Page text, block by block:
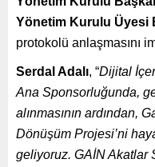
Yönetim Kurulu Üyesi
protokolü anlaşmasını
Serdal Adalı, “Dijital
Ana Sponsorluğunda,
alınmasının ardından,
Dönüşüm Projesi’ni
geliyoruz. GAİN Akatlar